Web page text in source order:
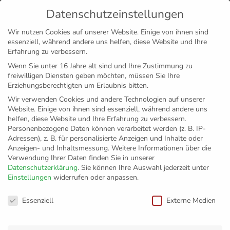
MENÜ
Disclaimer Impressum Datenschutz
Häfler trotzen Eis,
Datenschutzeinstellungen
Wir nutzen Cookies auf unserer Website. Einige von ihnen sind
essenziell, während andere uns helfen, diese Website und Ihre
Erfahrung zu verbessern.
Wenn Sie unter 16 Jahre alt sind und Ihre Zustimmung zu
freiwilligen Diensten geben möchten, müssen Sie Ihre
Erziehungsberechtigten um Erlaubnis bitten.
Wir verwenden Cookies und andere Technologien auf unserer
Website. Einige von ihnen sind essenziell, während andere uns
helfen, diese Website und Ihre Erfahrung zu verbessern.
Personenbezogene Daten können verarbeitet werden (z. B. IP-
Adressen), z. B. für personalisierte Anzeigen und Inhalte oder
Anzeigen- und Inhaltsmessung. Weitere Informationen über die
Verwendung Ihrer Daten finden Sie in unserer
Datenschutzerklärung. Sie können Ihre Auswahl jederzeit unter
Einstellungen widerrufen oder anpassen.
Datenschutzeinstellungen
Essenziell Externe Medien